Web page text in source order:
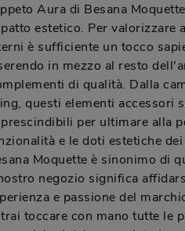
Aura di Besana
estetico. Per valorizzare
è sufficiente un tocco
in mezzo al resto
di qualità. Dalla
questi elementi accessori
per ultimare alla
e le doti estetiche
Moquette è sinonimo di
negozio significa
e passione del
toccare con mano tutte le